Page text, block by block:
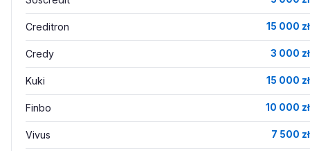
Creditron 15 000 zł
Credy 3 000 zł
Kuki 15 000 zł
Finbo 10 000 zł
Vivus 7 500 zł